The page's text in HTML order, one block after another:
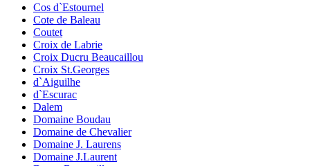
Cos d`Estournel
Cote de Baleau
Coutet
Croix de Labrie
Croix Ducru Beaucaillou
Croix St.Georges
d`Aiguilhe
d`Escurac
Dalem
Domaine Boudau
Domaine de Chevalier
Domaine J. Laurens
Domaine J.Laurent